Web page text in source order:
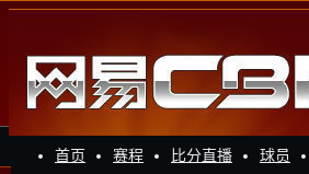
首页 赛程 比分直播 球员